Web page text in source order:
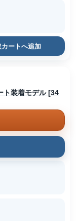
カートへ追加
ト装着モデル [34